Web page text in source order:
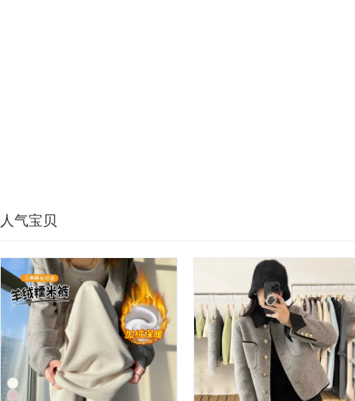
人气宝贝